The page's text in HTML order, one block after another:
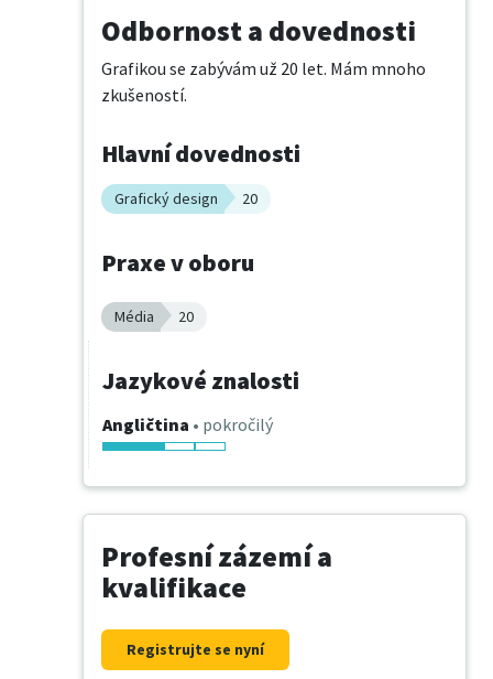
Odbornost a dovednosti
Grafikou se zabývám už 20 let. Mám mnoho
zkušeností.
Hlavní dovednosti
Grafický design 20
Praxe v oboru
Média 20
Jazykové znalosti
Angličtina • pokročilý
Profesní zázemí a
kvalifikace
Registrujte se nyní